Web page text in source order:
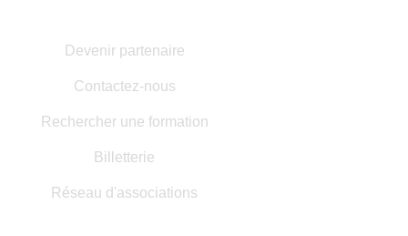
Devenir partenaire
Contactez-nous
Rechercher une formation
Billetterie
Réseau d'associations